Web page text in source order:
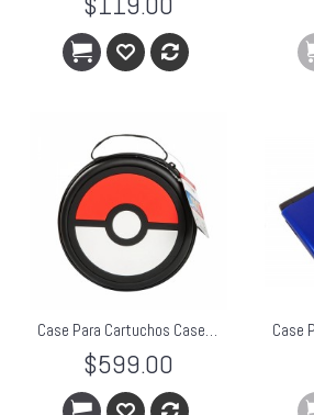
Case Para Cartuchos Case (3DS XL / 3DS / DSi XL / DSi)
$599.00